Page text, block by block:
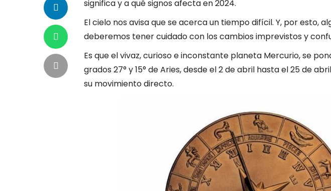
significa y a qué signos afecta en 2024.
El cielo nos avisa que se acerca un tiempo difícil. Y, por esto,
deberemos tener cuidado con los cambios imprevistos y
Es que el vivaz, curioso e inconstante planeta Mercurio, se
grados 27° y 15° de Aries, desde el 2 de abril hasta el 25 de
su movimiento directo.